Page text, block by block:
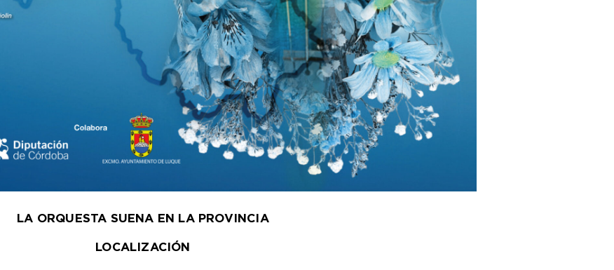
LA ORQUESTA SUENA EN LA PROVINCIA
LOCALIZACIÓN